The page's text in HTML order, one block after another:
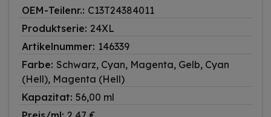
OEM-Teilenr.: C13T24384011
Produktserie: 24XL
Artikelnummer: 146339
Farbe: Schwarz, Cyan, Magenta, Gelb, Cyan
(Hell), Magenta (Hell)
Kapazitat: 56,00 ml